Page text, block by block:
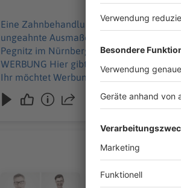
Eine Zahnbehandlung endet mit einem
ungeahnte Ausmaße an und Ralf wird betriebsintern betütatat… Liebe Grüße
Pegnitz im Nürnberger Land,
WERBUNG Hier gibt es viele Rabatte und alle Infos zu den Werbepartnern und „NotAufnahme“: https://linktr.ee/notaufnahme
Ihr möchtet Werbung in diesem Podcast
Audiotitel - Ist Frankfurt noch zu
Ist Frankfurt noch
Im Puff wird zu viel
seine Haltung...